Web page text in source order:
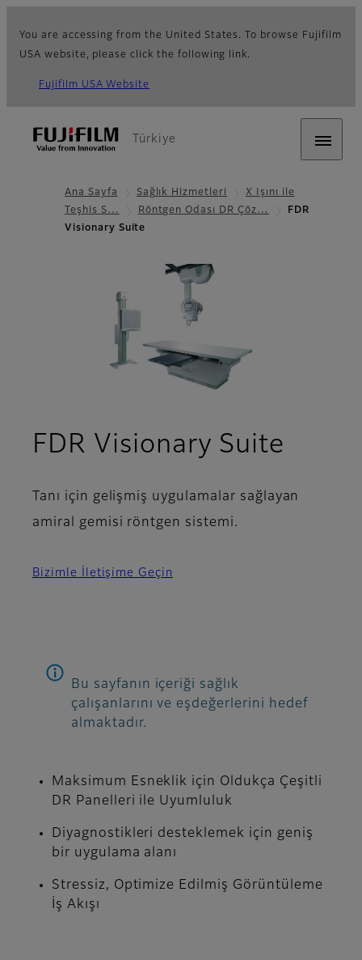
You are accessing from the United States. To browse Fujifilm
USA website, please click the following link.
Fujifilm USA Website
Türkiye
Ana Sayfa Sağlık Hizmetleri
X Işını ile
Teşhis S…
Röntgen Odası DR Çöz…
FDR
Visionary Suite
FDR Visionary Suite
Tanı için gelişmiş uygulamalar sağlayan
amiral gemisi röntgen sistemi.
Bizimle İletişime Geçin
Bu sayfanın içeriği sağlık
çalışanlarını ve eşdeğerlerini hedef
almaktadır.
Maksimum Esneklik için Oldukça Çeşitli
DR Panelleri ile Uyumluluk
Diyagnostikleri desteklemek için geniş
bir uygulama alanı
Stressiz, Optimize Edilmiş Görüntüleme
İş Akışı